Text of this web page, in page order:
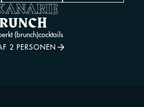
(brunch)cocktails
2 PERSONEN